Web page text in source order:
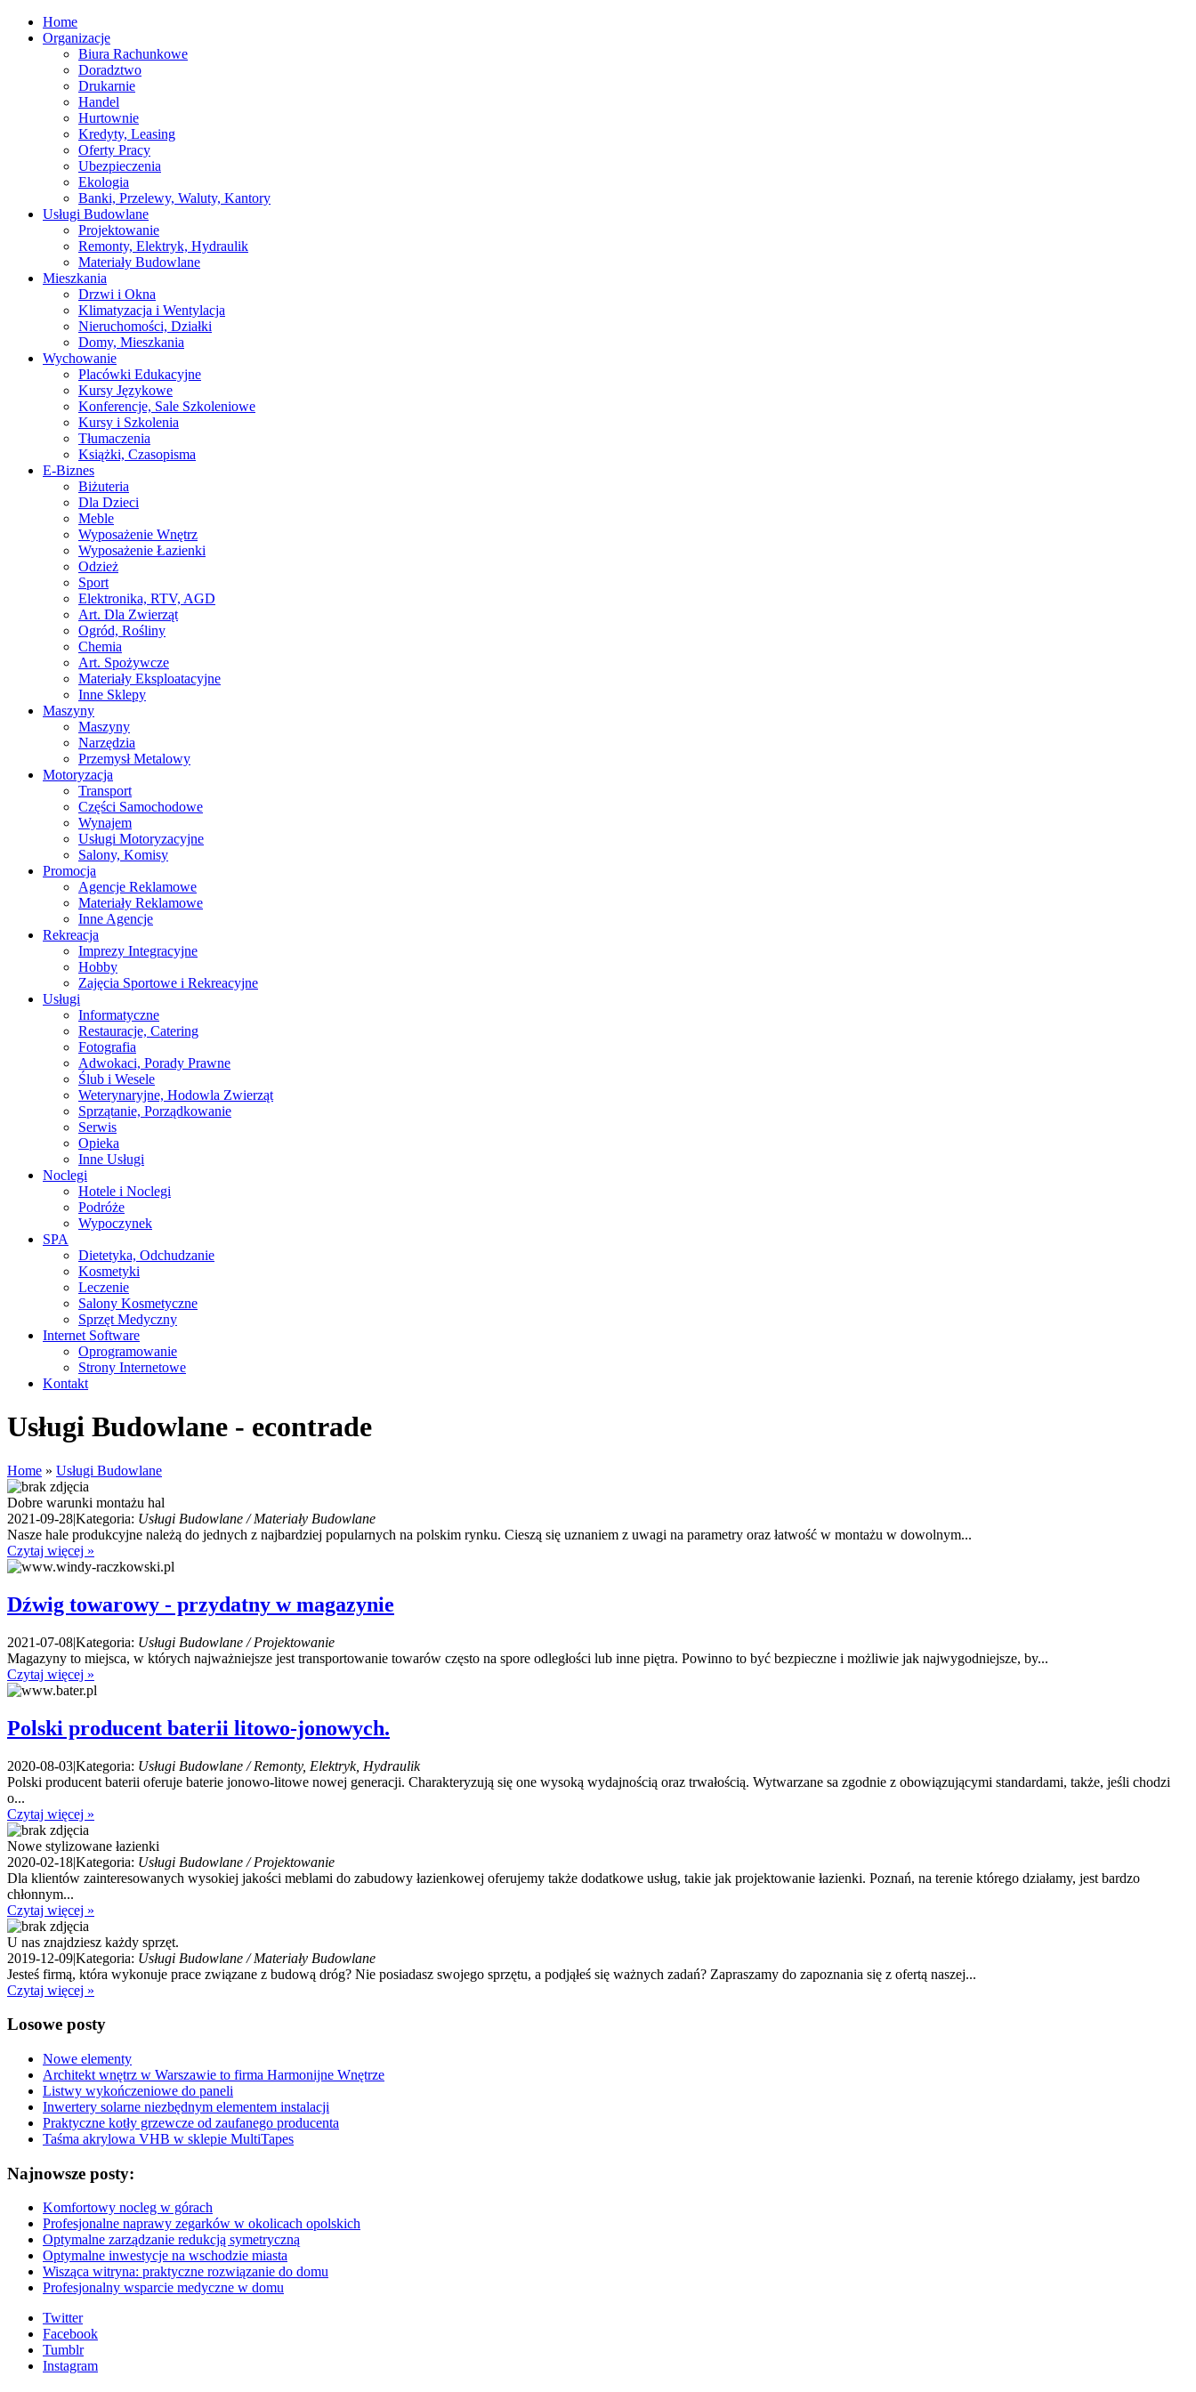
Home
Organizacje
Biura Rachunkowe
Doradztwo
Drukarnie
Handel
Hurtownie
Kredyty, Leasing
Oferty Pracy
Ubezpieczenia
Ekologia
Banki, Przelewy, Waluty, Kantory
Usługi Budowlane
Projektowanie
Remonty, Elektryk, Hydraulik
Materiały Budowlane
Mieszkania
Drzwi i Okna
Klimatyzacja i Wentylacja
Nieruchomości, Działki
Domy, Mieszkania
Wychowanie
Placówki Edukacyjne
Kursy Językowe
Konferencje, Sale Szkoleniowe
Kursy i Szkolenia
Tłumaczenia
Książki, Czasopisma
E-Biznes
Biżuteria
Dla Dzieci
Meble
Wyposażenie Wnętrz
Wyposażenie Łazienki
Odzież
Sport
Elektronika, RTV, AGD
Art. Dla Zwierząt
Ogród, Rośliny
Chemia
Art. Spożywcze
Materiały Eksploatacyjne
Inne Sklepy
Maszyny
Maszyny
Narzędzia
Przemysł Metalowy
Motoryzacja
Transport
Części Samochodowe
Wynajem
Usługi Motoryzacyjne
Salony, Komisy
Promocja
Agencje Reklamowe
Materiały Reklamowe
Inne Agencje
Rekreacja
Imprezy Integracyjne
Hobby
Zajęcia Sportowe i Rekreacyjne
Usługi
Informatyczne
Restauracje, Catering
Fotografia
Adwokaci, Porady Prawne
Ślub i Wesele
Weterynaryjne, Hodowla Zwierząt
Sprzątanie, Porządkowanie
Serwis
Opieka
Inne Usługi
Noclegi
Hotele i Noclegi
Podróże
Wypoczynek
SPA
Dietetyka, Odchudzanie
Kosmetyki
Leczenie
Salony Kosmetyczne
Sprzęt Medyczny
Internet Software
Oprogramowanie
Strony Internetowe
Kontakt
Usługi Budowlane - econtrade
Home » Usługi Budowlane
Dobre warunki montażu hal
2021-09-28|Kategoria: Usługi Budowlane / Materiały Budowlane
Nasze hale produkcyjne należą do jednych z najbardziej popularnych na polskim rynku. Cieszą się uznaniem z uwagi na parametry oraz łatwość w montażu w dowolnym...
Czytaj więcej »
Dźwig towarowy - przydatny w magazynie
2021-07-08|Kategoria: Usługi Budowlane / Projektowanie
Magazyny to miejsca, w których najważniejsze jest transportowanie towarów często na spore odległości lub inne piętra. Powinno to być bezpieczne i możliwie jak najwygodniejsze, by...
Czytaj więcej »
Polski producent baterii litowo-jonowych.
2020-08-03|Kategoria: Usługi Budowlane / Remonty, Elektryk, Hydraulik
Polski producent baterii oferuje baterie jonowo-litowe nowej generacji. Charakteryzują się one wysoką wydajnością oraz trwałością. Wytwarzane sa zgodnie z obowiązującymi standardami, także, jeśli chodzi
o...
Czytaj więcej »
Nowe stylizowane łazienki
2020-02-18|Kategoria: Usługi Budowlane / Projektowanie
Dla klientów zainteresowanych wysokiej jakości meblami do zabudowy łazienkowej oferujemy także dodatkowe usług, takie jak projektowanie łazienki. Poznań, na terenie którego działamy, jest bardzo
chłonnym...
Czytaj więcej »
U nas znajdziesz każdy sprzęt.
2019-12-09|Kategoria: Usługi Budowlane / Materiały Budowlane
Jesteś firmą, która wykonuje prace związane z budową dróg? Nie posiadasz swojego sprzętu, a podjąłeś się ważnych zadań? Zapraszamy do zapoznania się z ofertą naszej...
Czytaj więcej »
Losowe posty
Nowe elementy
Architekt wnętrz w Warszawie to firma Harmonijne Wnętrze
Listwy wykończeniowe do paneli
Inwertery solarne niezbędnym elementem instalacji
Praktyczne kotły grzewcze od zaufanego producenta
Taśma akrylowa VHB w sklepie MultiTapes
Najnowsze posty:
Komfortowy nocleg w górach
Profesjonalne naprawy zegarków w okolicach opolskich
Optymalne zarządzanie redukcją symetryczną
Optymalne inwestycje na wschodzie miasta
Wisząca witryna: praktyczne rozwiązanie do domu
Profesjonalny wsparcie medyczne w domu
Twitter
Facebook
Tumblr
Instagram